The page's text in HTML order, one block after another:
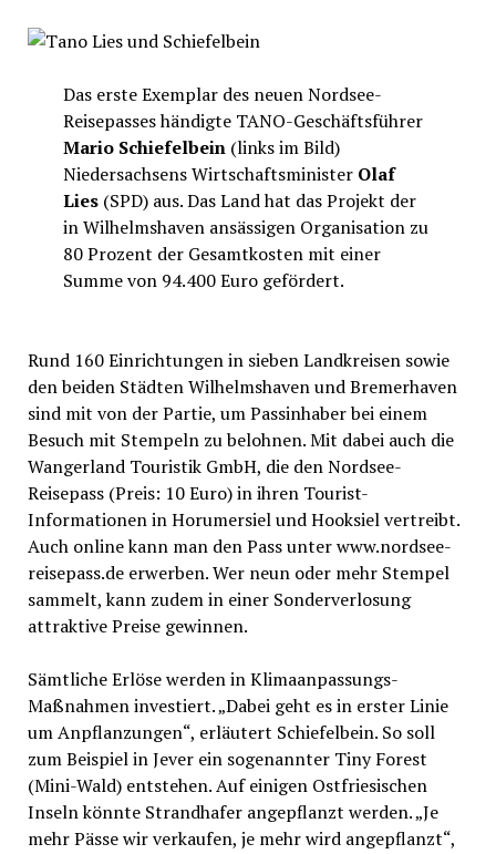
Das erste Exemplar des neuen Nordsee-
Reisepasses händigte TANO-Geschäftsführer
Mario Schiefelbein(links im Bild)
Niedersachsens Wirtschaftsminister Olaf
Lies (SPD) aus. Das Land hat das Projekt der
in Wilhelmshaven ansässigen Organisation zu
80 Prozent der Gesamtkosten mit einer
Summe von 94.400 Euro gefördert.
Rund 160 Einrichtungen in sieben Landkreisen sowie
den beiden Städten Wilhelmshaven und Bremerhaven
sind mit von der Partie, um Passinhaber bei einem
Besuch mit Stempeln zu belohnen. Mit dabei auch die
Wangerland Touristik GmbH, die den Nordsee-
Reisepass (Preis: 10 Euro) in ihren Tourist-
Informationen in Horumersiel und Hooksiel vertreibt.
Auch online kann man den Pass unter www.nordsee-
reisepass.de erwerben. Wer neun oder mehr Stempel
sammelt, kann zudem in einer Sonderverlosung
attraktive Preise gewinnen.
Sämtliche Erlöse werden in Klimaanpassungs-
Maßnahmen investiert. „Dabei geht es in erster Linie
um Anpflanzungen“, erläutert Schiefelbein. So soll
zum Beispiel in Jever ein sogenannter Tiny Forest
(Mini-Wald) entstehen. Auf einigen Ostfriesischen
Inseln könnte Strandhafer angepflanzt werden. „Je
mehr Pässe wir verkaufen, je mehr wird angepflanzt“,